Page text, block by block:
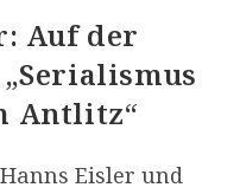
Auf der
Antlitz“
Eisler und